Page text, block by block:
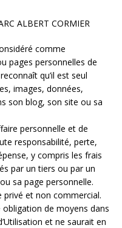
ALBERT CORMIER
comme
pages personnelles de
qu’il est seul
images, données,
son blog, son site ou sa
personnelle et de
responsabilité, perte,
y compris les frais
par un tiers ou par un
sa page personnelle.
privé et non commercial.
de moyens dans
et ne saurait en